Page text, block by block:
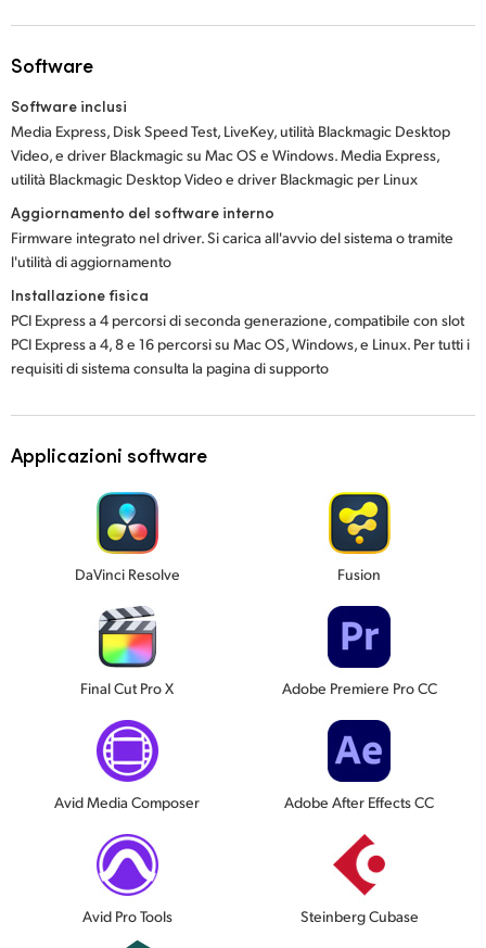
Software
Software inclusi
Media Express, Disk Speed Test, LiveKey, utilità Blackmagic Desktop
Video, e driver Blackmagic su Mac OS e Windows. Media Express,
utilità Blackmagic Desktop Video e driver Blackmagic per Linux
Aggiornamento del software interno
Firmware integrato nel driver. Si carica all'avvio del sistema o tramite
l'utilità di aggiornamento
Installazione fisica
PCI Express a 4 percorsi di seconda generazione, compatibile con slot
PCI Express a 4, 8 e 16 percorsi su Mac OS, Windows, e Linux. Per tutti i
requisiti di sistema consulta la pagina di supporto
Applicazioni software
DaVinci Resolve Fusion
Final Cut Pro X Adobe Premiere Pro CC
Avid Media Composer Adobe After Effects CC
Avid Pro Tools Steinberg Cubase